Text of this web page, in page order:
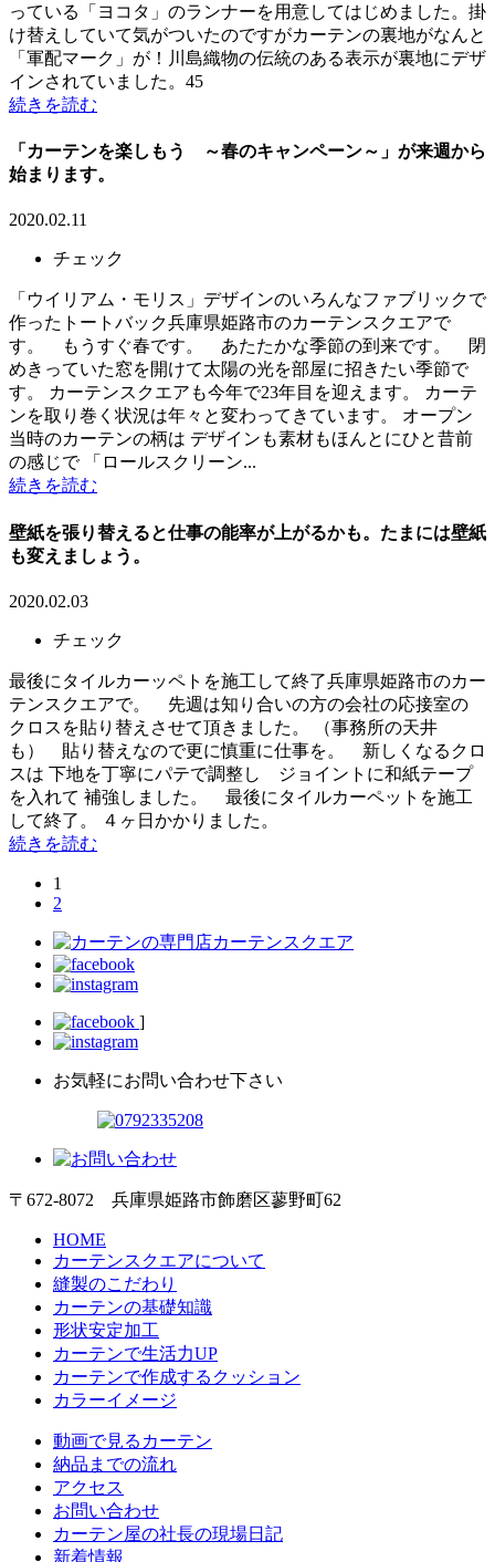
っている「ヨコタ」のランナーを用意してはじめました。掛
け替えしていて気がついたのですがカーテンの裏地がなんと
「軍配マーク」が！川島織物の伝統のある表示が裏地にデザ
インされていました。45
続きを読む
「カーテンを楽しもう ～春のキャンペーン～」が来週から
始まります。
2020.02.11
チェック
「ウイリアム・モリス」デザインのいろんなファブリックで
作ったトートバック兵庫県姫路市のカーテンスクエアで
す。 もうすぐ春です。 あたたかな季節の到来です。 閉
めきっていた窓を開けて太陽の光を部屋に招きたい季節で
す。 カーテンスクエアも今年で23年目を迎えます。 カーテ
ンを取り巻く状況は年々と変わってきています。 オープン
当時のカーテンの柄は デザインも素材もほんとにひと昔前
の感じで 「ロールスクリーン...
続きを読む
壁紙を張り替えると仕事の能率が上がるかも。たまには壁紙
も変えましょう。
2020.02.03
チェック
最後にタイルカーッペトを施工して終了兵庫県姫路市のカー
テンスクエアで。 先週は知り合いの方の会社の応接室の
クロスを貼り替えさせて頂きました。 （事務所の天井
も） 貼り替えなので更に慎重に仕事を。 新しくなるクロ
スは 下地を丁寧にパテで調整し ジョイントに和紙テープ
を入れて 補強しました。 最後にタイルカーペットを施工
して終了。 ４ヶ日かかりました。
続きを読む
1
2
]
お気軽にお問い合わせ下さい
〒672-8072 兵庫県姫路市飾磨区蓼野町62
HOME
カーテンスクエアについて
縫製のこだわり
カーテンの基礎知識
形状安定加工
カーテンで生活力UP
カーテンで作成するクッション
カラーイメージ
動画で見るカーテン
納品までの流れ
アクセス
お問い合わせ
カーテン屋の社長の現場日記
新着情報